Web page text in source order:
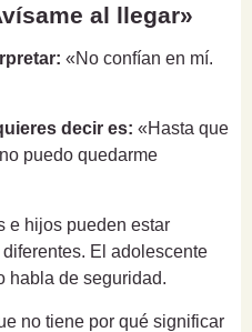
al llegar»
«No confían en mí.
decir es: «Hasta que
puedo quedarme
e hijos pueden estar
El adolescente
habla de seguridad.
no tiene por qué significar